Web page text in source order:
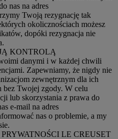
nas na adres
Twoją rezygnację tak
okolicznościach możesz
dopóki rezygnacja nie
KONTROLĄ
danymi i w każdej chwili
Zapewniamy, że nigdy nie
zewnętrznym dla ich
bez Twojej zgody. W celu
lub skorzystania z prawa do
e-mail na adres
nas o problemie, a my
LE CREUSET